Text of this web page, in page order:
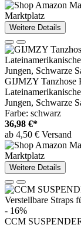
Marktplatz
Weitere Details
GIJMZY Tanzhose
Jungen, Schwarze
Farbe: schwarz
36,98 €*
ab 4,50 € Versand
Marktplatz
Weitere Details
- 16%
CCM